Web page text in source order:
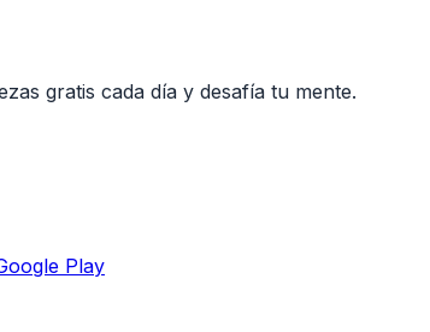
gratis cada día y desafía tu mente.
Play